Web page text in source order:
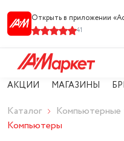
Открыть в приложении
41
АКЦИИ МАГАЗИНЫ
Каталог
Компьютеры